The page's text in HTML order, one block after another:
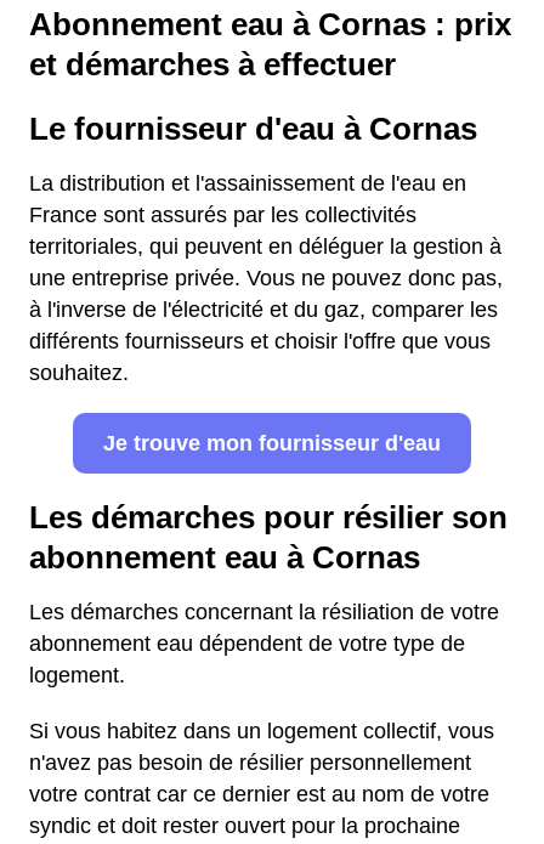
Abonnement eau à Cornas : prix
et démarches à effectuer
Le fournisseur d'eau à Cornas
La distribution et l'assainissement de l'eau en
France sont assurés par les collectivités
territoriales, qui peuvent en déléguer la gestion à
une entreprise privée. Vous ne pouvez donc pas,
à l'inverse de l'électricité et du gaz, comparer les
différents fournisseurs et choisir l'offre que vous
souhaitez.
Je trouve mon fournisseur d'eau
Les démarches pour résilier son
abonnement eau à Cornas
Les démarches concernant la résiliation de votre
abonnement eau dépendent de votre type de
logement.
Si vous habitez dans un logement collectif, vous
n'avez pas besoin de résilier personnellement
votre contrat car ce dernier est au nom de votre
syndic et doit rester ouvert pour la prochaine